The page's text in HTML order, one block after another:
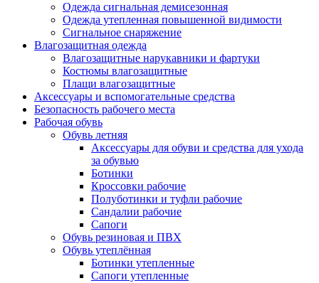
Одежда сигнальная демисезонная
Одежда утепленная повышенной видимости
Сигнальное снаряжение
Влагозащитная одежда
Влагозащитные нарукавники и фартуки
Костюмы влагозащитные
Плащи влагозащитные
Аксессуары и вспомогательные средства
Безопасность рабочего места
Рабочая обувь
Обувь летняя
Аксессуары для обуви и средства для ухода
за обувью
Ботинки
Кроссовки рабочие
Полуботинки и туфли рабочие
Сандалии рабочие
Сапоги
Обувь резиновая и ПВХ
Обувь утеплённая
Ботинки утепленные
Сапоги утепленные